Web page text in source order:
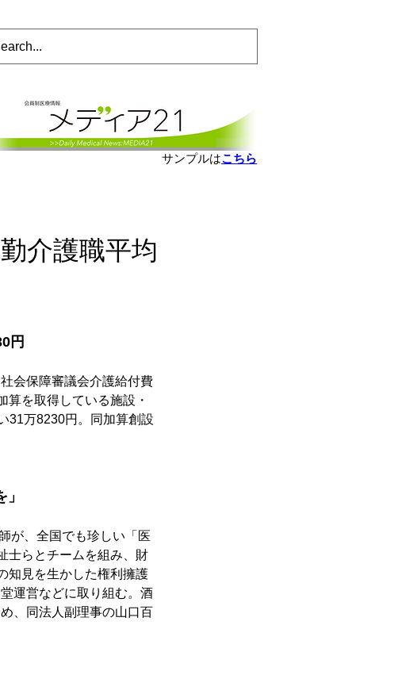
サンプルはこちら
介護職平均
円
会保障審議会介護給付費
を取得している施設・
31万8230円。同加算創設
が、全国でも珍しい「医
士らとチームを組み、財
知見を生かした権利擁護
運営などに取り組む。酒
、同法人副理事の山口百